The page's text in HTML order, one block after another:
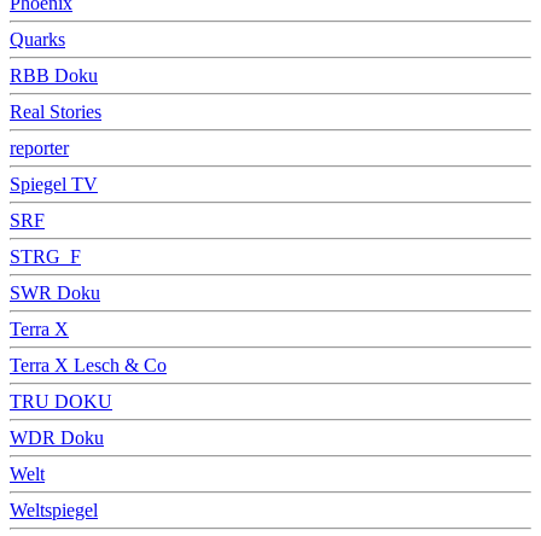
Quarks
RBB Doku
Real Stories
reporter
Spiegel TV
SRF
STRG_F
SWR Doku
Terra X
Terra X Lesch & Co
TRU DOKU
WDR Doku
Welt
Weltspiegel